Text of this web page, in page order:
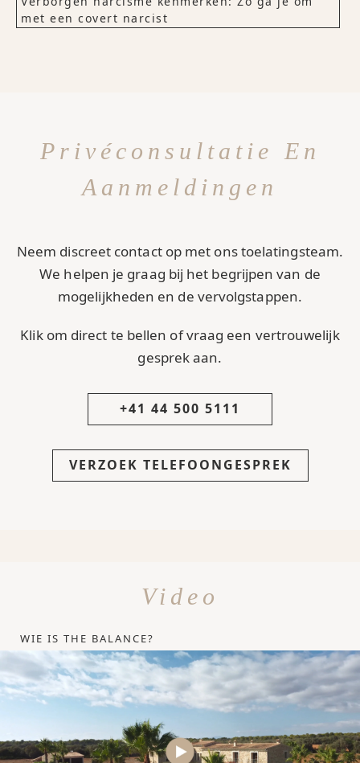
met een covert narcist
Privéconsultatie En
Aanmeldingen
Neem discreet contact op met ons toelatingsteam.
We helpen je graag bij het begrijpen van de
mogelijkheden en de vervolgstappen.
Klik om direct te bellen of vraag een vertrouwelijk
gesprek aan.
+41 44 500 5111
VERZOEK TELEFOONGESPREK
Video
WIE IS THE BALANCE?